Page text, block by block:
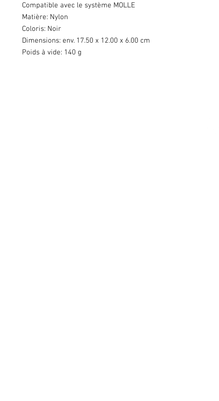
Compatible avec le système MOLLE
Matière: Nylon
Coloris: Noir
Dimensions: env. 17.50 x 12.00 x 6.00 cm
Poids à vide: 140 g